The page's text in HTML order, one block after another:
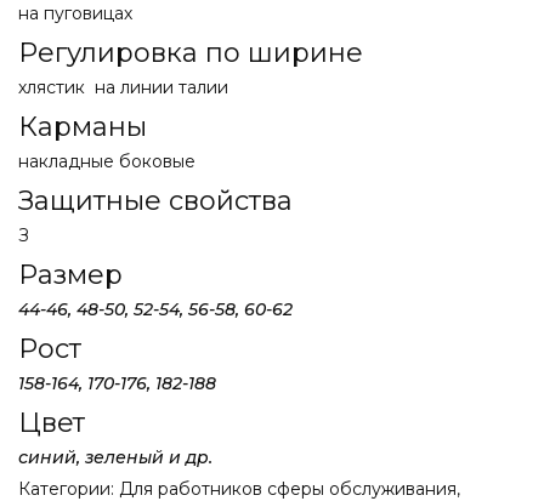
на пуговицах
Регулировка по ширине
хлястик на линии талии
Карманы
накладные боковые
Защитные свойства
З
Размер
44-46, 48-50, 52-54, 56-58, 60-62
Рост
158-164, 170-176, 182-188
Цвет
синий, зеленый и др.
Категории: Для работников сферы обслуживания,